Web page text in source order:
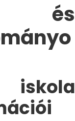
és